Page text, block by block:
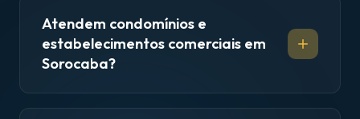
Atendem condomínios e
estabelecimentos comerciais em
Sorocaba?